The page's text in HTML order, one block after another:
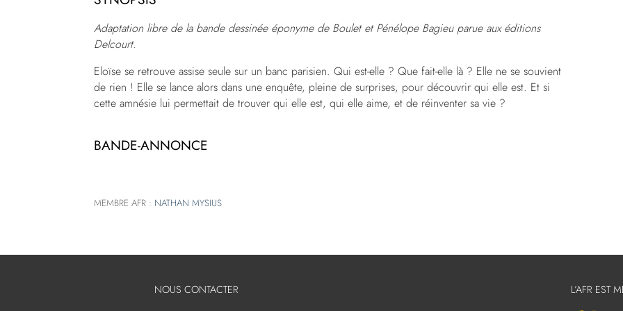
Adaptation libre de la bande dessinée éponyme de Boulet et Pénélope Bagieu parue aux éditions
Delcourt.
Eloïse se retrouve assise seule sur un banc parisien. Qui est-elle ? Que fait-elle là ? Elle ne se souvient
de rien ! Elle se lance alors dans une enquête, pleine de surprises, pour découvrir qui elle est. Et si
cette amnésie lui permettait de trouver qui elle est, qui elle aime, et de réinventer sa vie ?
BANDE-ANNONCE
MEMBRE AFR : NATHAN MYSIUS
NOUS CONTACTER L’AFR EST